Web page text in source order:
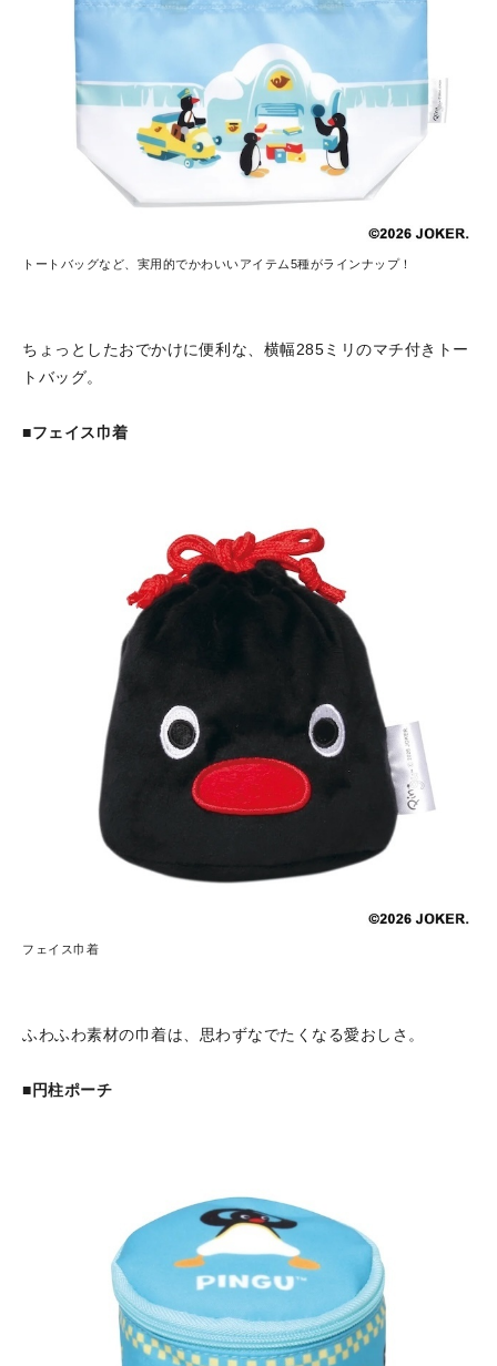
トートバッグなど、実用的でかわいいアイテム5種がラインナップ！
ちょっとしたおでかけに便利な、横幅285ミリのマチ付きトー
トバッグ。
■フェイス巾着
フェイス巾着
ふわふわ素材の巾着は、思わずなでたくなる愛おしさ。
■円柱ポーチ